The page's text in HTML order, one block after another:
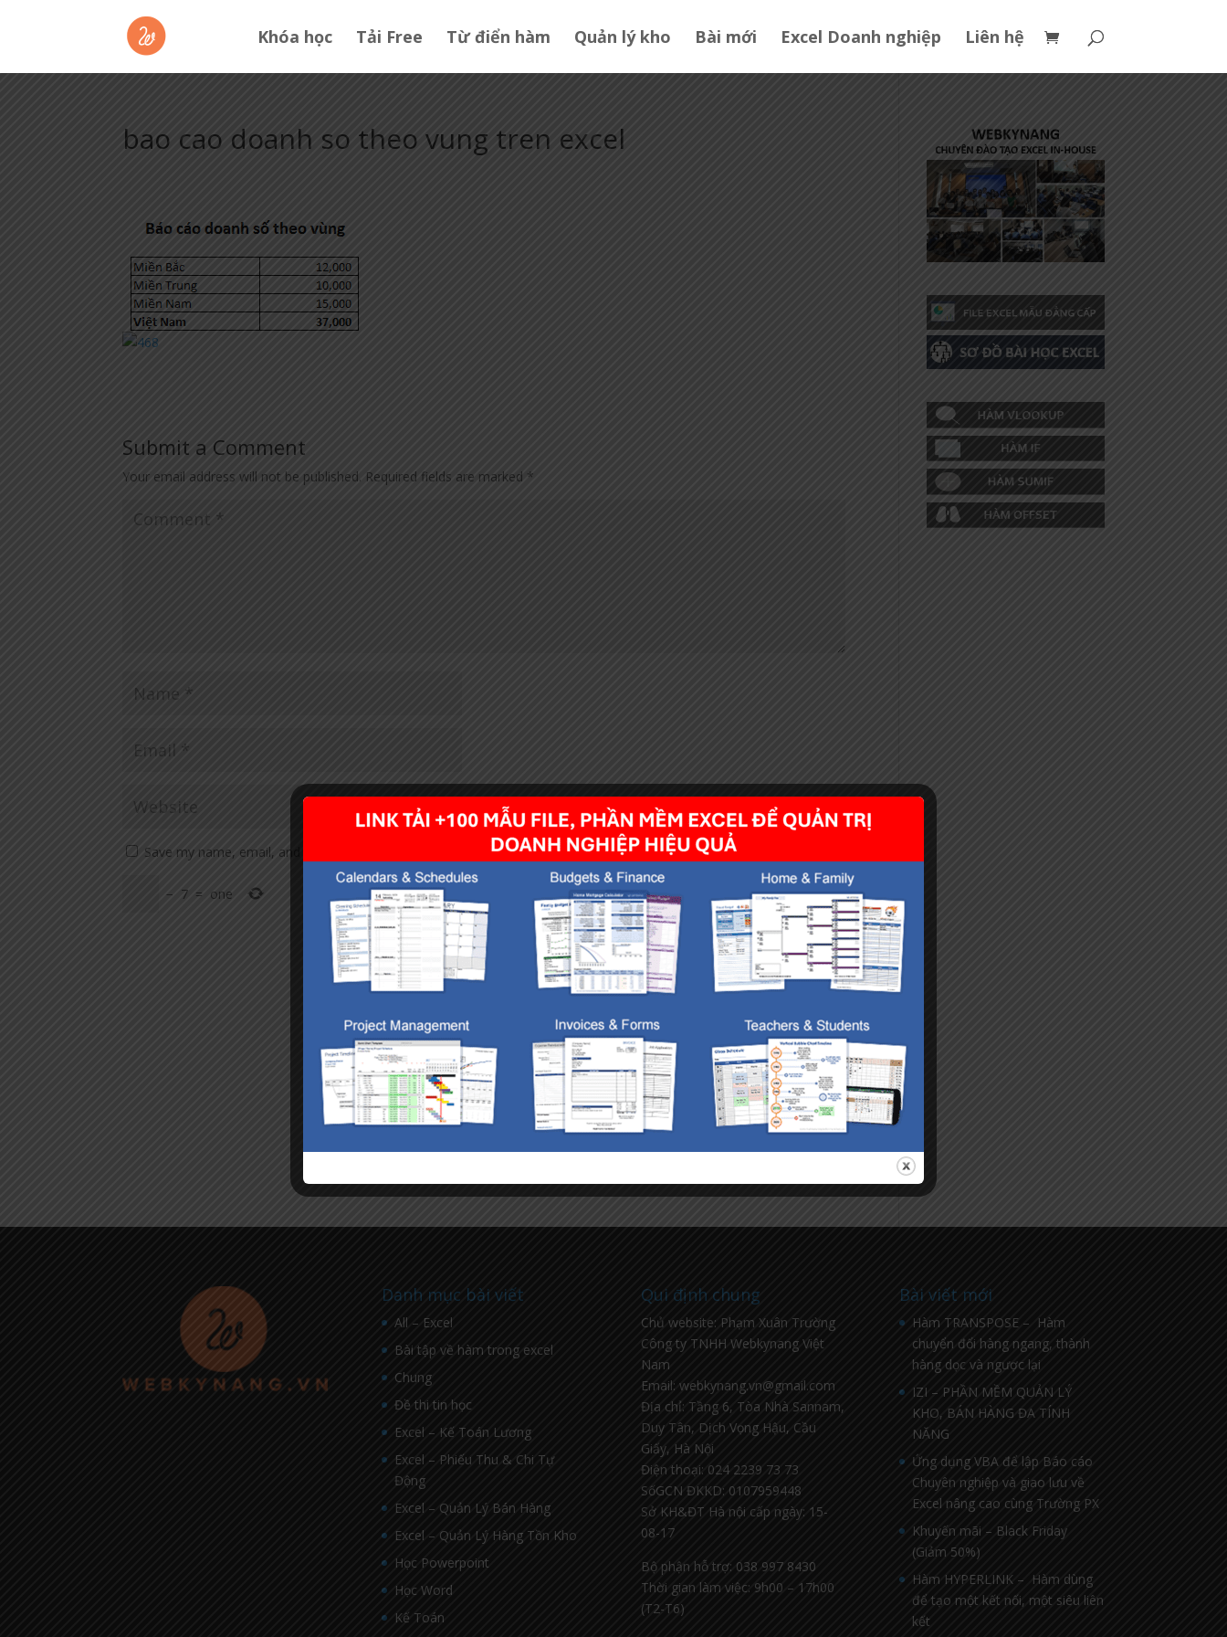
Khóa học Tải Free Từ điển hàm Quản lý kho Bài mới Excel Doanh nghiệp Liên hệ
bao cao doanh so theo vung tren excel
Submit a Comment
Your email address will not be published. Required fields are marked *
Save my name, email, and website in this browser for the next time I comment.
− 7 = one
Danh mục bài viết
All – Excel
Bài tập về hàm trong excel
Chung
Đề thi tin học
Excel – Kế Toán Lương
Excel – Phiếu Thu & Chi Tự
Động
Excel – Quản Lý Bán Hàng
Excel – Quản Lý Hàng Tồn Kho
Học Powerpoint
Học Word
Kế Toán
Qui định chung
Chủ website: Phạm Xuân Trường
Công ty TNHH Webkynang Việt
Nam
Email: webkynang.vn@gmail.com
Địa chỉ: Tầng 6, Tòa Nhà Sannam,
Duy Tân, Dịch Vọng Hậu, Cầu
Giấy, Hà Nội
Điện thoại: 024 2239 73 73
SốGCN ĐKKD: 0107959448
Sở KH&ĐT Hà nội cấp ngày: 15-
08-17
Bộ phận hỗ trợ: 038 997 8430
Thời gian làm việc: 9h00 – 17h00
(T2-T6)
Bài viết mới
Hàm TRANSPOSE – Hàm
chuyển đổi hàng ngang, thành
hàng dọc và ngược lại
IZI – PHẦN MỀM QUẢN LÝ
KHO, BÁN HÀNG ĐA TÍNH
NĂNG
Ứng dụng VBA để lập Báo cáo
Chuyên nghiệp và giao lưu về
Excel nâng cao cùng Trường PX
Khuyến mãi – Black Friday
(Giảm 50%)
Hàm HYPERLINK – Hàm dùng
để tạo một kết nối, một siêu liên
kết